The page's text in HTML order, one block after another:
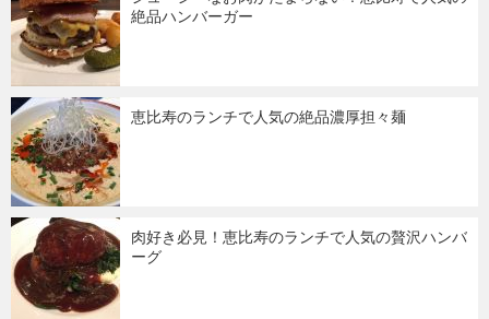
絶品ハンバーガー
恵比寿のランチで人気の絶品濃厚担々麺
肉好き必見！恵比寿のランチで人気の贅沢ハンバ
ーグ